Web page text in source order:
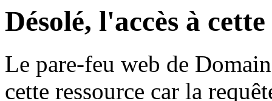
Désolé, l'accès à
Le pare-feu web de
cette ressource car la